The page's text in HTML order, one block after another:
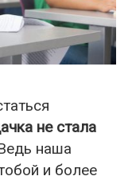
не стала
наша
и более